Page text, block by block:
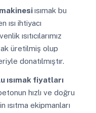
ısımak bu
ihtiyacı
ısıtıcılarımız
üretilmiş olup
donatılmıştır.
ısımak fiyatları
hızlı ve doğru
ısıtma ekipmanları